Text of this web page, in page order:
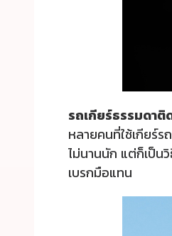
รถเกียร์ธรรมดาติ
หลายคนที่ใช้เกียร์ร
ไม่นานนัก แต่ก็เป็นวิ
เบรกมือแทน